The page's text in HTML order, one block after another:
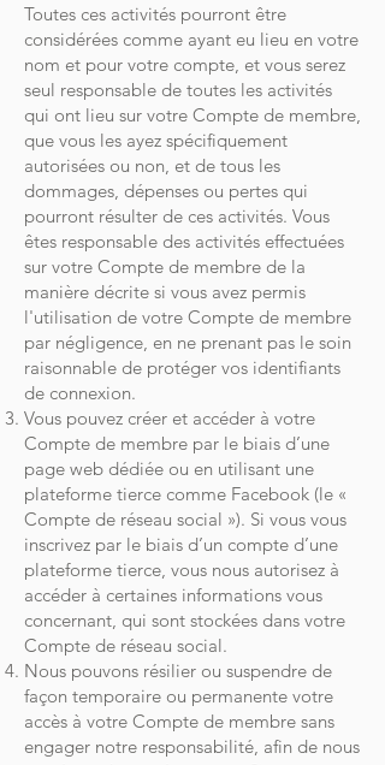
Toutes ces activités pourront être
considérées comme ayant eu lieu en votre
nom et pour votre compte, et vous serez
seul responsable de toutes les activités
qui ont lieu sur votre Compte de membre,
que vous les ayez spécifiquement
autorisées ou non, et de tous les
dommages, dépenses ou pertes qui
pourront résulter de ces activités. Vous
êtes responsable des activités effectuées
sur votre Compte de membre de la
manière décrite si vous avez permis
l'utilisation de votre Compte de membre
par négligence, en ne prenant pas le soin
raisonnable de protéger vos identifiants
de connexion.
Vous pouvez créer et accéder à votre
Compte de membre par le biais d’une
page web dédiée ou en utilisant une
plateforme tierce comme Facebook (le «
Compte de réseau social »). Si vous vous
inscrivez par le biais d’un compte d’une
plateforme tierce, vous nous autorisez à
accéder à certaines informations vous
concernant, qui sont stockées dans votre
Compte de réseau social.
Nous pouvons résilier ou suspendre de
façon temporaire ou permanente votre
accès à votre Compte de membre sans
engager notre responsabilité, afin de nous